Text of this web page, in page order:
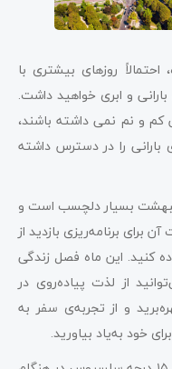
روزهای بیشتری با
و ابری خواهید داشت.
کم و نم نمی داشته باشند،
بارانی را در دسترس داشته
بسیار دلچسب است و
برای برنامه‌ریزی بازدید از
کنید. این ماه فصل زندگی
از لذت پیاده‌روی در
و از تجربه‌ی سفر به
خود به‌یاد بیاورید.